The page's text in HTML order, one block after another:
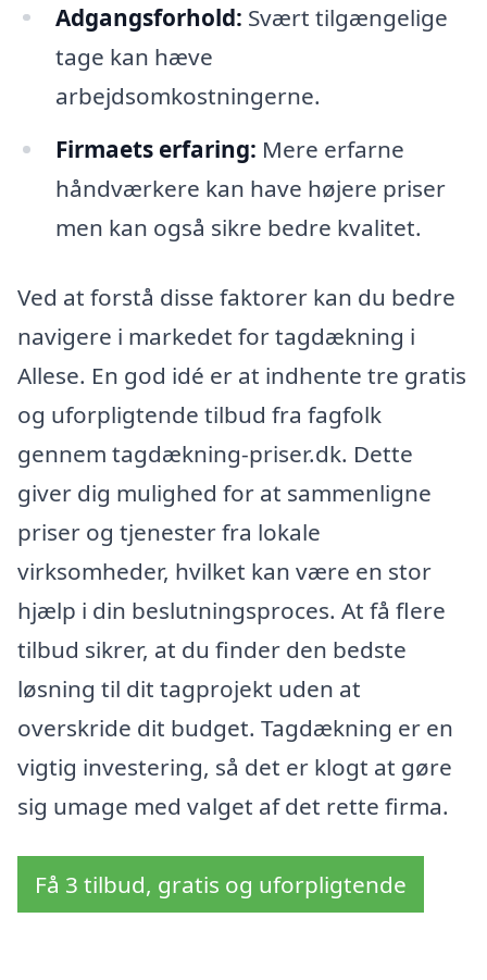
Adgangsforhold: Svært tilgængelige
tage kan hæve
arbejdsomkostningerne.
Firmaets erfaring: Mere erfarne
håndværkere kan have højere priser
men kan også sikre bedre kvalitet.
Ved at forstå disse faktorer kan du bedre
navigere i markedet for tagdækning i
Allese. En god idé er at indhente tre gratis
og uforpligtende tilbud fra fagfolk
gennem tagdækning-priser.dk. Dette
giver dig mulighed for at sammenligne
priser og tjenester fra lokale
virksomheder, hvilket kan være en stor
hjælp i din beslutningsproces. At få flere
tilbud sikrer, at du finder den bedste
løsning til dit tagprojekt uden at
overskride dit budget. Tagdækning er en
vigtig investering, så det er klogt at gøre
sig umage med valget af det rette firma.
Få 3 tilbud, gratis og uforpligtende